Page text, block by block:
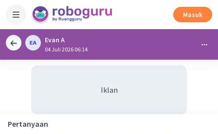
Masuk
Evan A
04 Juli 2026 06:14
Iklan
Pertanyaan